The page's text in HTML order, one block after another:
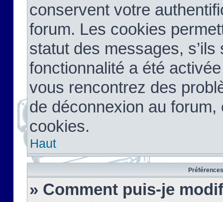
conservent votre
forum. Les cookies
statut des messages,
fonctionnalité a été
vous rencontrez des
de déconnexion au
cookies.
Haut
» Comment puis-je